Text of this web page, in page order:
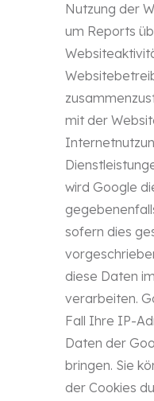
Nutzung der
um Reports
mit der
wird Google
sofern dies
diese Daten
verarbeiten.
Fall Ihre IP-
Daten der
bringen. Sie
der Cookies